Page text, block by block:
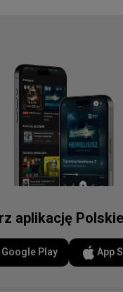
aplikację
Google Play App